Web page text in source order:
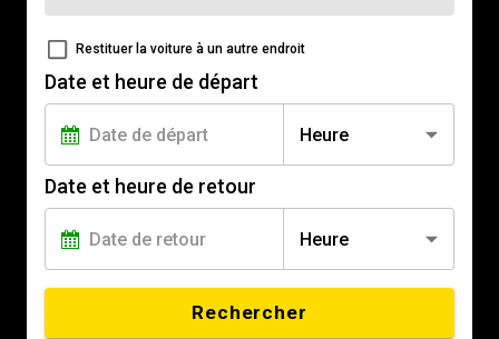
Restituer la voiture à un autre endroit
Date et heure de départ
Heure
Date et heure de retour
Heure
Rechercher